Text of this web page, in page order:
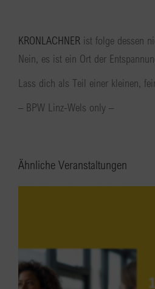
KRONLACHNER ist folge dessen
Nein, es ist ein Ort der
Lass dich als Teil einer kleinen,
– BPW Linz-Wels only –
Ähnliche Veranstaltungen